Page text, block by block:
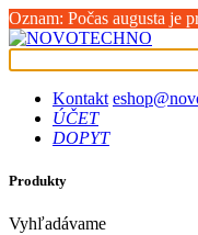
Oznam: Počas augusta je
Kontakt
ÚČET
DOPYT
Produkty
Vyhľadávame